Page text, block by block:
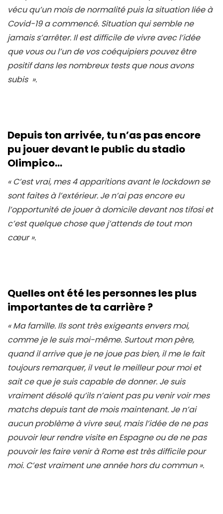
vécu qu’un mois de normalité puis la situation liée à
Covid-19 a commencé. Situation qui semble ne
jamais s’arrêter. Il est difficile de vivre avec l’idée
que vous ou l’un de vos coéquipiers pouvez être
positif dans les nombreux tests que nous avons
subis ».
Depuis ton arrivée, tu n’as pas encore
pu jouer devant le public du stadio
Olimpico…
« C’est vrai, mes 4 apparitions avant le lockdown se
sont faites à l’extérieur. Je n’ai pas encore eu
l’opportunité de jouer à domicile devant nos tifosi et
c’est quelque chose que j’attends de tout mon
cœur ».
Quelles ont été les personnes les plus
importantes de ta carrière ?
« Ma famille. Ils sont très exigeants envers moi,
comme je le suis moi-même. Surtout mon père,
quand il arrive que je ne joue pas bien, il me le fait
toujours remarquer, il veut le meilleur pour moi et
sait ce que je suis capable de donner. Je suis
vraiment désolé qu’ils n’aient pas pu venir voir mes
matchs depuis tant de mois maintenant. Je n’ai
aucun problème à vivre seul, mais l’idée de ne pas
pouvoir leur rendre visite en Espagne ou de ne pas
pouvoir les faire venir à Rome est très difficile pour
moi. C’est vraiment une année hors du commun ».